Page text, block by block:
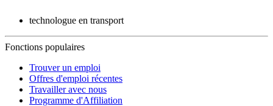
technologue en transport
Fonctions populaires
Trouver un emploi
Offres d'emploi récentes
Travailler avec nous
Programme d'Affiliation